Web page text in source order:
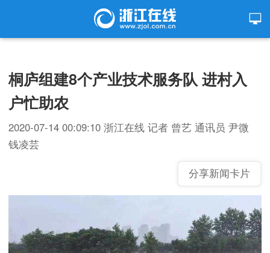
桐庐组建8个产业技术服务队 进村入
户忙助农
2020-07-14 00:09:10 浙江在线 记者 曾艺 通讯员 尹微
钱凌芸
分享新闻卡片